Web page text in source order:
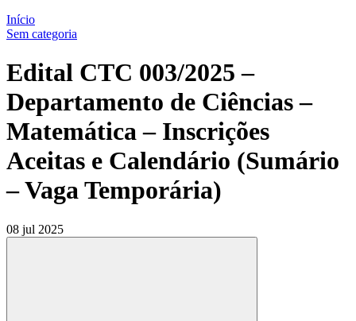
Início
Sem categoria
Edital CTC 003/2025 –
Departamento de Ciências –
Matemática – Inscrições
Aceitas e Calendário (Sumário
– Vaga Temporária)
08 jul 2025